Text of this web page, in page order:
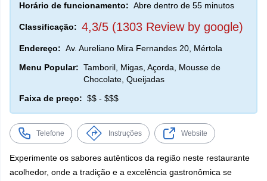
Horário de funcionamento: Abre dentro de 55 minutos
Classificação: 4,3/5 (1303 Review by google)
Endereço: Av. Aureliano Mira Fernandes 20, Mértola
Menu Popular: Tamboril, Migas, Açorda, Mousse de
Chocolate, Queijadas
Faixa de preço: $$ - $$$
Telefone Instruções Website
Experimente os sabores autênticos da região neste restaurante
acolhedor, onde a tradição e a excelência gastronômica se